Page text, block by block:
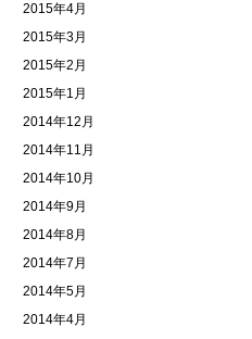
2015年4月
2015年3月
2015年2月
2015年1月
2014年12月
2014年11月
2014年10月
2014年9月
2014年8月
2014年7月
2014年5月
2014年4月